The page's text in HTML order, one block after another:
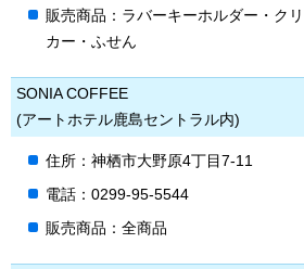
販売商品：ラバーキーホルダー・ク
カー・ふせん
SONIA COFFEE
(アートホテル鹿島セントラル内)
住所：神栖市大野原4丁目7-11
電話：0299-95-5544
販売商品：全商品